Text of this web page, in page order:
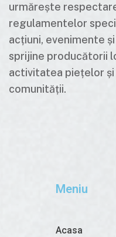
urmărește
regulamentelor
acțiuni, evenimente
sprijine producătorii
activitatea piețelor și
comunității.
Meniu
Acasa